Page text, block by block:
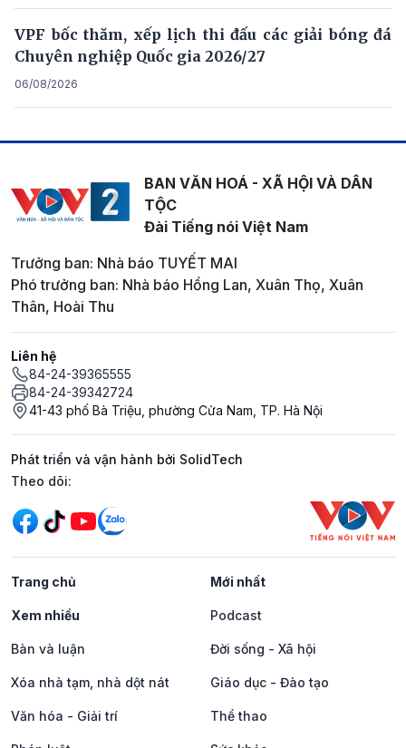
VPF bốc thăm, xếp lịch thi đấu các giải bóng đá
Chuyên nghiệp Quốc gia 2026/27
06/08/2026
BAN VĂN HOÁ - XÃ HỘI VÀ DÂN
TỘC
Đài Tiếng nói Việt Nam
Trưởng ban: Nhà báo TUYẾT MAI
Phó trưởng ban: Nhà báo Hồng Lan, Xuân Thọ, Xuân
Thân, Hoài Thu
Liên hệ
84-24-39365555
84-24-39342724
41-43 phố Bà Triệu, phường Cửa Nam, TP. Hà Nội
Phát triển và vận hành bởi SolidTech
Mạng xã hội
Theo dõi:
Trang chủ Mới nhất
Xem nhiều Podcast
Bàn và luận Đời sống - Xã hội
Xóa nhà tạm, nhà dột nát Giáo dục - Đào tạo
Văn hóa - Giải trí Thể thao